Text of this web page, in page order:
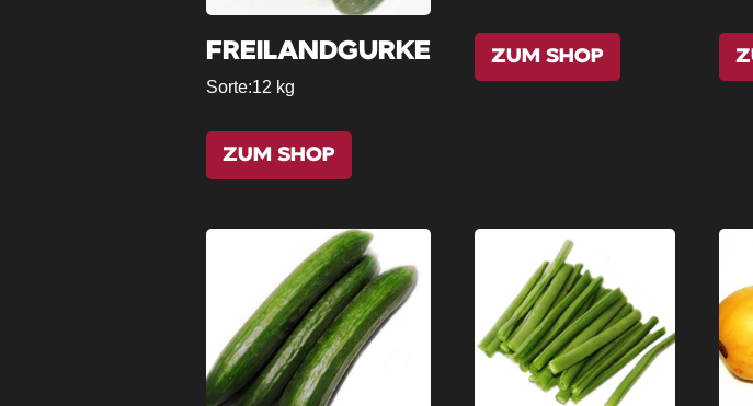
FREILANDGURKE
Sorte:12 kg
ZUM SHOP
ZUM SHOP